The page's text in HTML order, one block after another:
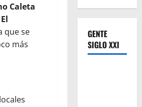
Caleta
que se
más
GENTE
SIGLO XXI